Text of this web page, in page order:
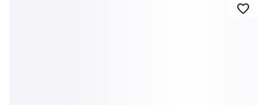
favorite